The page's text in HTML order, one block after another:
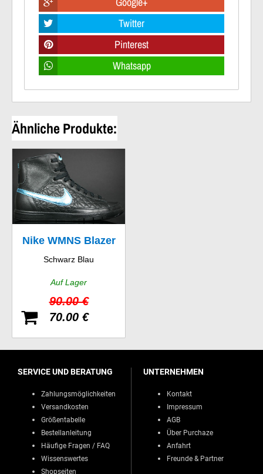
Twitter
Pinterest
Whatsapp
Ähnliche Produkte:
Nike WMNS Blazer
Mid
Schwarz Blau
Auf Lager
90.00 €
70.00 €
SERVICE UND BERATUNG
Zahlungsmöglichkeiten
Versandkosten
Größentabelle
Bestellanleitung
Häufige Fragen / FAQ
Wissenswertes
Shopseiten
UNTERNEHMEN
Kontakt
Impressum
AGB
Über Purchaze
Anfahrt
Freunde & Partner